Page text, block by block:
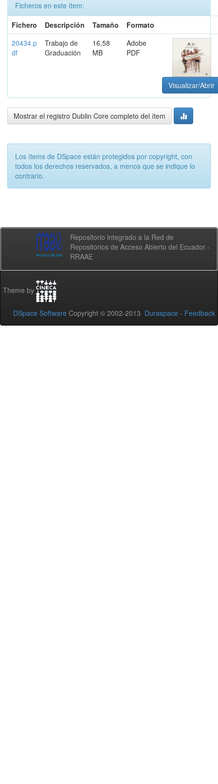
Ficheros en este ítem:
Fichero
Descripción Tamaño
Formato
20434.p
df
Trabajo de
Graduación
16,58
MB
Adobe
PDF
Visualizar/Abrir
Mostrar el registro Dublin Core completo del ítem
Los ítems de DSpace están protegidos por copyright, con
todos los derechos reservados, a menos que se indique lo
contrario.
Repositorio integrado a la Red de
Repositorios de Acceso Abierto del Ecuador -
RRAAE
Theme by
DSpace Software Copyright © 2002-2013 Duraspace - Feedback